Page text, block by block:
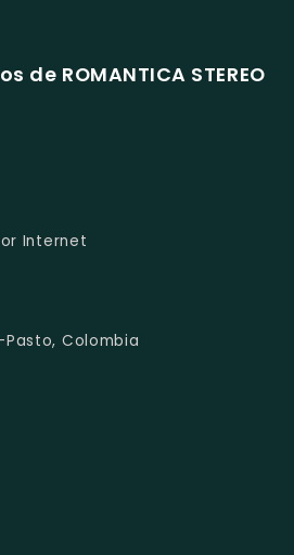
ROMANTICA STEREO
Internet
Colombia